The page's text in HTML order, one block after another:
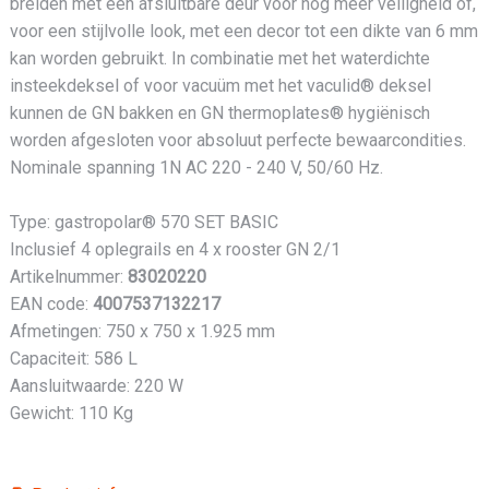
voor een stijlvolle look, met een decor tot een dikte van 6 mm
kan worden gebruikt. In combinatie met het waterdichte
insteekdeksel of voor vacuüm met het vaculid® deksel
kunnen de GN bakken en GN thermoplates® hygiënisch
worden afgesloten voor absoluut perfecte bewaarcondities.
Nominale spanning 1N AC 220 - 240 V, 50/60 Hz.
Type: gastropolar® 570 SET BASIC
Inclusief 4 oplegrails en 4 x rooster GN 2/1
Artikelnummer: 83020220
EAN code: 4007537132217
Afmetingen: 750 x 750 x 1.925 mm
Capaciteit: 586 L
Aansluitwaarde: 220 W
Gewicht: 110 Kg